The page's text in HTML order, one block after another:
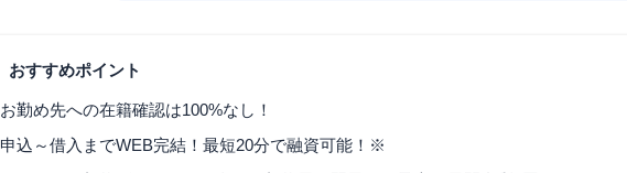
おすすめポイント
お勤め先への在籍確認は100%なし！
申込～借入までWEB完結！最短20分で融資可能！※